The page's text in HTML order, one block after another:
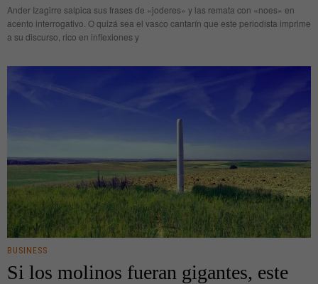
Ander Izagirre salpica sus frases de «joderes» y las remata con «noes» en
acento interrogativo. O quizá sea el vasco cantarín que este periodista imprime
a su discurso, rico en inflexiones y
BUSINESS
Si los molinos fueran gigantes, este